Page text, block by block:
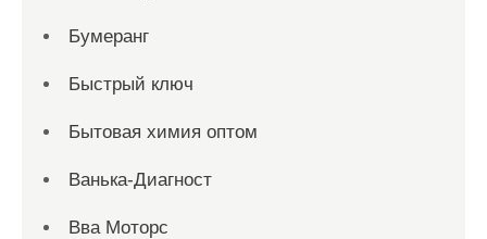
Бумеранг
Быстрый ключ
Бытовая химия оптом
Ванька-Диагност
Вва Моторс